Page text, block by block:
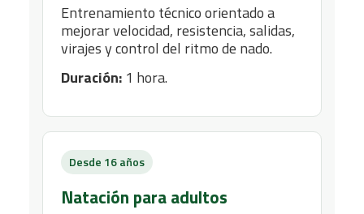
Entrenamiento técnico orientado a
mejorar velocidad, resistencia, salidas,
virajes y control del ritmo de nado.
Duración:1 hora.
Desde 16 años
Natación para adultos